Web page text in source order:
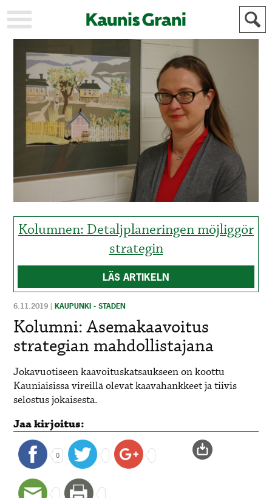
KAUPUNKI
STADEN
AJANKOHTAISTA
AKTUELLT
URHEILU
IDROTT
KULTTUURI
KULTUR
HISTORIA
HISTORIA
YLEINEN
ALLMÄN
MAINOSTAJILLE
FÖR
ANNONSÖRER
Kolumnen: Detaljplaneringen möjliggör
strategin
LÄS ARTIKELN
6.11.2019 |KAUPUNKI - STADEN
Kolumni: Asemakaavoitus
strategian mahdollistajana
Jokavuotiseen kaavoituskatsaukseen on koottu
Kauniaisissa vireillä olevat kaavahankkeet ja tiivis
selostus jokaisesta.
Jaa kirjoitus:
0